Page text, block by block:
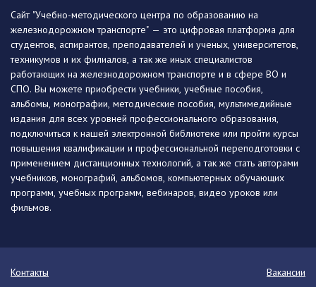
Сайт "Учебно-методического центра по образованию на
железнодорожном транспорте" — это цифровая платформа для
студентов, аспирантов, преподавателей и ученых, университетов,
техникумов и их филиалов, а так же иных специалистов
работающих на железнодорожном транспорте и в сфере ВО и
СПО. Вы можете приобрести учебники, учебные пособия,
альбомы, монографии, методические пособия, мультимедийные
издания для всех уровней профессионального образования,
подключиться к нашей электронной библиотеке или пройти курсы
повышения квалификации и профессиональной переподготовки с
применением дистанционных технологий, а так же стать авторами
учебников, монографий, альбомов, компьютерных обучающих
программ, учебных программ, вебинаров, видео уроков или
фильмов.
Контакты
Вакансии